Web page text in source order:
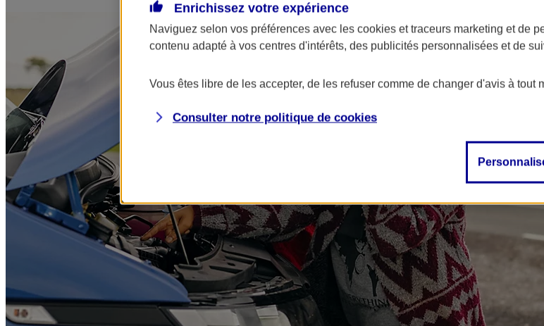
Enrichissez votre expérience
Naviguez selon vos préférences avec les cookies et traceurs marketing et de
contenu adapté à vos centres d'intérêts, des publicités personnalisées et de
Vous êtes libre de les accepter, de les refuser comme de changer d'avis à tout
Consulter notre politique de cookies